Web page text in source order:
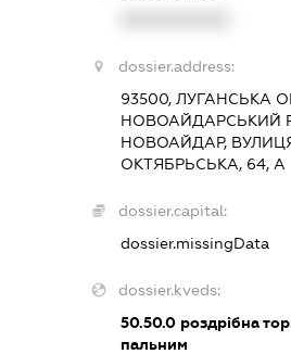
dossier.address:
93500, ЛУГАНСЬКА
НОВОАЙДАРСЬКИЙ
НОВОАЙДАР,
ОКТЯБРЬСЬКА, 64, А
dossier.capital:
dossier.missingData
dossier.kveds:
50.50.0роздрібна
пальним